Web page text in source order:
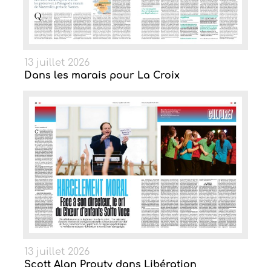
13 juillet 2026
Dans les marais pour La Croix
13 juillet 2026
Scott Alan Prouty dans Libération